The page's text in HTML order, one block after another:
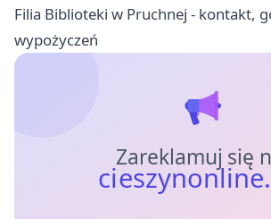
Filia Biblioteki w Pruchnej - kontakt,
wypożyczeń
Zareklamuj się